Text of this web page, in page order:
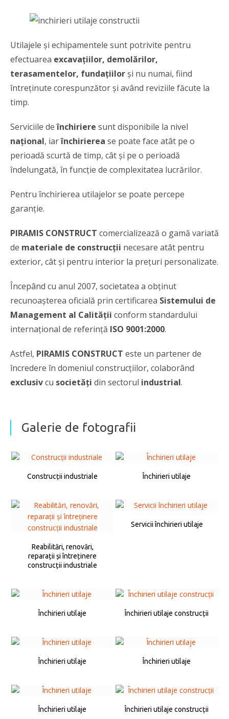
Utilajele și echipamentele sunt potrivite pentru
efectuarea excavațiilor, demolărilor,
terasamentelor, fundațiilor și nu numai, fiind
întreţinute corespunzător şi având reviziile făcute la
timp.
Serviciile deînchiriere sunt disponibile la nivel
național, iarînchirierea se poate face atât pe o
perioadă scurtă de timp, cât și pe o perioadă
îndelungată, în funcție de complexitatea lucrărilor.
Pentru închirierea utilajelor se poate percepe
garanție.
PIRAMIS CONSTRUCT comercializează o gamă variată
de materiale de construcții necesare atât pentru
exterior, cât și pentru interior la preţuri personalizate.
Începând cu anul 2007, societatea a obținut
recunoașterea oficială prin certificarea Sistemului de
Management al Calității conform standardului
internațional de referință ISO 9001:2000.
Astfel, PIRAMIS CONSTRUCT este un partener de
încredere în domeniul construcţiilor, colaborând
exclusivcu societăţi din sectorul industrial.
Galerie de fotografii
Construcții industriale Închirieri utilaje
Reabilitări, renovări,
reparații și întreținere
construcții industriale
Servicii închirieri utilaje
Închirieri utilaje Închirieri utilaje construcții
Închirieri utilaje Închirieri utilaje
Închirieri utilaje Închirieri utilaje construcții